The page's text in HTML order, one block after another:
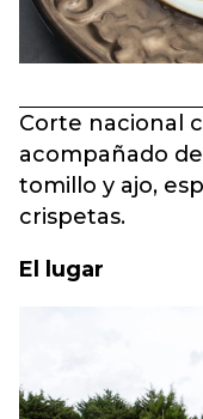
Corte nacional
acompañado
tomillo y ajo,
crispetas.
El lugar